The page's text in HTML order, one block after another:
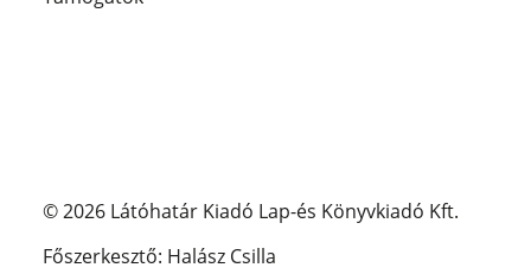
© 2026 Látóhatár Kiadó Lap-és Könyvkiadó Kft.
Főszerkesztő: Halász Csilla